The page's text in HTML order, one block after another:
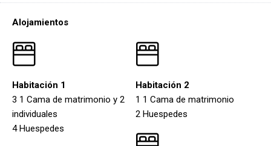
Alojamientos
Habitación 1
3 1 Cama de matrimonio y 2
individuales
4 Huespedes
Habitación 2
1 1 Cama de matrimonio
2 Huespedes